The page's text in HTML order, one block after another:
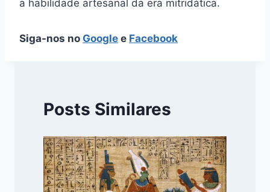
a habilidade artesanal da era mitridática.
Siga-nos no Google e Facebook
Posts Similares